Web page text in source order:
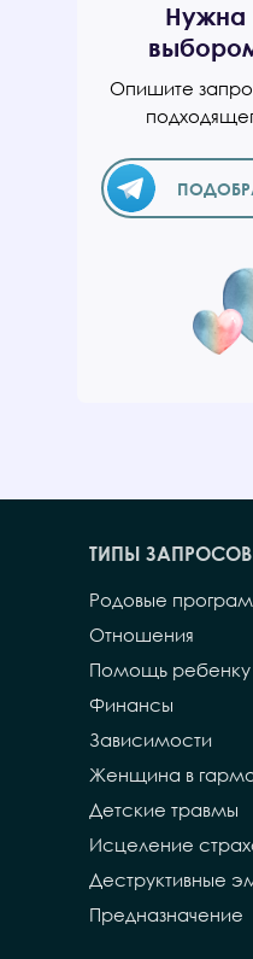
Опишите
Родовые
Отношения
Помощь ребенку
Финансы
ТИПЫ ЗАПРОСОВ
Женщина в
Детские травмы
Исцеление
Деструктивные
Зависимости
Предназначение